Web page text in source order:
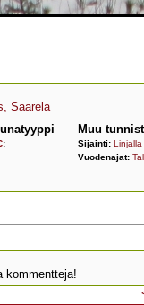
Saarela
:
Muu
Sijainti: Linjalla
Vuodenajat:
kommentteja!